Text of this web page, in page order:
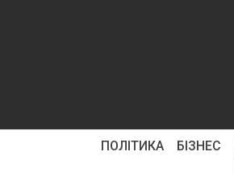
ПОЛІТИКА БІЗНЕС